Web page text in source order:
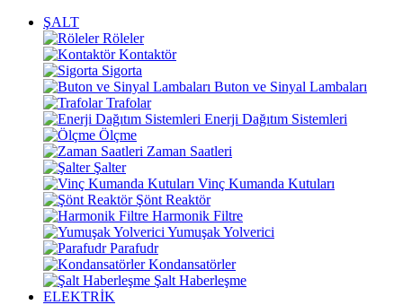
ŞALT
Röleler
Kontaktör
Sigorta
Buton ve Sinyal Lambaları
Trafolar
Enerji Dağıtım Sistemleri
Ölçme
Zaman Saatleri
Şalter
Vinç Kumanda Kutuları
Şönt Reaktör
Harmonik Filtre
Yumuşak Yolverici
Parafudr
Kondansatörler
Şalt Haberleşme
ELEKTRİK